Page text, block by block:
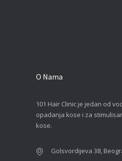
O Nama
101 Hair Clinic je jedan od
opadanja kose i za
kose.
Golsvordijeva 38,